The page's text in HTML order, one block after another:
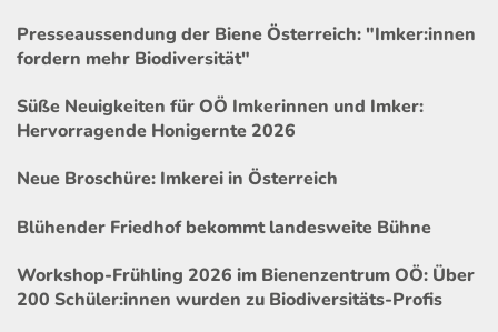
Presseaussendung der Biene Österreich: "Imker:innen
fordern mehr Biodiversität"
Süße Neuigkeiten für OÖ Imkerinnen und Imker:
Hervorragende Honigernte 2026
Neue Broschüre: Imkerei in Österreich
Blühender Friedhof bekommt landesweite Bühne
Workshop-Frühling 2026 im Bienenzentrum OÖ: Über
200 Schüler:innen wurden zu Biodiversitäts-Profis